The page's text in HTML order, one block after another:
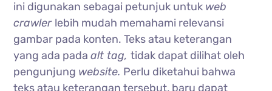
ini digunakan sebagai petunjuk untuk web
crawler lebih mudah memahami relevansi
gambar pada konten. Teks atau keterangan
yang ada padaalt tag,tidak dapat dilihat oleh
pengunjung website. Perlu diketahui bahwa
teks atau keterangan tersebut, baru dapat